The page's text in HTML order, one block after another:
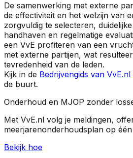
De samenwerking met externe
de effectiviteit en het welzijn van
zorgvuldig te selecteren,
handhaven en regelmatige
een VvE profiteren van een
met externe partijen, wat
tevredenheid van de leden.
Kijk in de Bedrijvengids van VvE.nl
de buurt.
Onderhoud en MJOP zonder
Met VvE.nl volg je meldingen,
meerjarenonderhoudsplan op
Bekijk hoe